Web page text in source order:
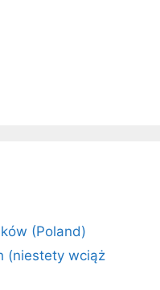
(Poland)
(niestety wciąż